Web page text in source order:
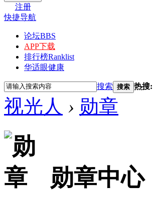
注册
快捷导航
论坛BBS
APP下载
排行榜Ranklist
华适眼健康
搜索 搜索 热搜:
视光人 › 勋章
勋章中心